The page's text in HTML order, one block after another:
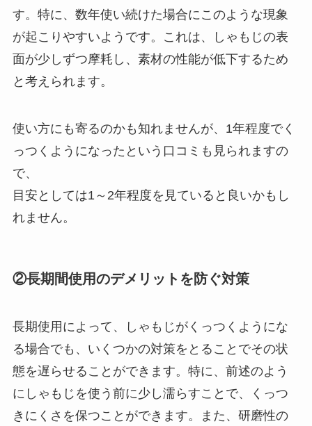
す。特に、数年使い続けた場合にこのような現象
が起こりやすいようです。これは、しゃもじの表
面が少しずつ摩耗し、素材の性能が低下するため
と考えられます。
使い方にも寄るのかも知れませんが、1年程度でく
っつくようになったという口コミも見られますの
で、
目安としては1～2年程度を見ていると良いかもし
れません。
②長期間使用のデメリットを防ぐ対策
長期使用によって、しゃもじがくっつくようにな
る場合でも、いくつかの対策をとることでその状
態を遅らせることができます。特に、前述のよう
にしゃもじを使う前に少し濡らすことで、くっつ
きにくさを保つことができます。また、研磨性の